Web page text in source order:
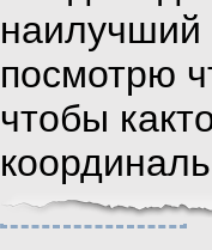
наилучший
посмотрю
чтобы